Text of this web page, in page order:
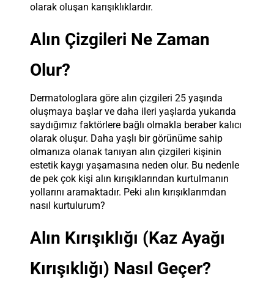
olarak oluşan karışıklıklardır.
Alın Çizgileri Ne Zaman
Olur?
Dermatologlara göre alın çizgileri 25 yaşında
oluşmaya başlar ve daha ileri yaşlarda yukarıda
saydığımız faktörlere bağlı olmakla beraber kalıcı
olarak oluşur. Daha yaşlı bir görünüme sahip
olmanıza olanak tanıyan alın çizgileri kişinin
estetik kaygı yaşamasına neden olur. Bu nedenle
de pek çok kişi alın kırışıklarından kurtulmanın
yollarını aramaktadır. Peki alın kırışıklarımdan
nasıl kurtulurum?
Alın Kırışıklığı (Kaz Ayağı
Kırışıklığı) Nasıl Geçer?